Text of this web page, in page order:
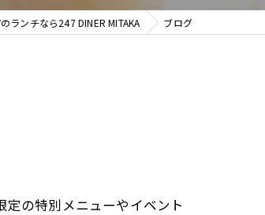
ランチなら247 DINER MITAKA ブログ
の特別メニューやイベント